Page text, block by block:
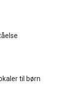
til børn